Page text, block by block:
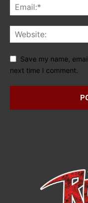
Save my name,
next time I comment.